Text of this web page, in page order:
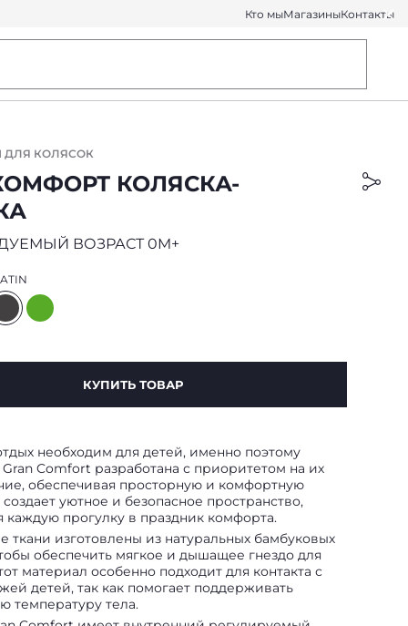
Кто мыМагазиныКонтакты
ДЛЯ КОЛЯСОК
КОЛЯСКА-
ВОЗРАСТ 0M+
КУПИТЬ ТОВАР
необходим для детей, именно поэтому
Comfort разработана с приоритетом на их
обеспечивая просторную и комфортную
уютное и безопасное пространство,
каждую прогулку в праздник комфорта.
ткани изготовлены из натуральных бамбуковых
обеспечить мягкое и дышащее гнездо для
материал особенно подходит для контакта с
детей, так как помогает поддерживать
температуру тела.